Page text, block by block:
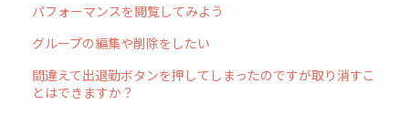
パフォーマンスを閲覧してみよう
グループの編集や削除をしたい
間違えて出退勤ボタンを押してしまったのですが取り消すこ
とはできますか？